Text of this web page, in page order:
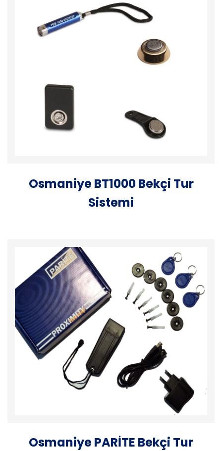
Osmaniye BT1000 Bekçi Tur
Sistemi
Osmaniye PARİTE Bekçi Tur